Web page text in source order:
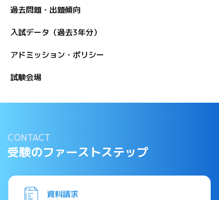
過去問題・出題傾向
入試データ（過去3年分）
アドミッション・ポリシー
試験会場
CONTACT
受験のファーストステップ
資料請求